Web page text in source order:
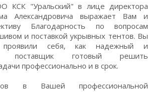
КСК "Уральский" в лице директора
Александровича выражает Вам и
Благодарность по вопросам
и поставкой укрывных тентов. Вы
проявили себя, как надежный и
поставщик готовый решить
профессионально и в срок.
в Вашей профессиональной